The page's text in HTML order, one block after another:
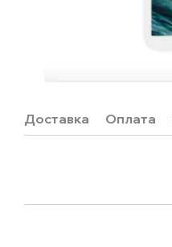
Доставка Оплата